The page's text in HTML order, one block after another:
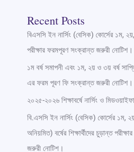
Recent Posts
বিএসসি ইন নার্সিং (বেসিক) কোর্সের ১ম,
পরীক্ষার ফরমপূরণ সংক্রান্ত জরুরী নোটিশ।
১ম বর্ষ সমাপনী এবং ১ম, ২য় ও ৩য় বর্ষ
এর ফরম পূরণ ফি সংক্রান্ত জরুরী নোটিশ।
২০২৫-২০২৬ শিক্ষাবর্ষে নার্সিং ও
বি.এসসি ইন নার্সিং (বেসিক) কোর্সের ১ম,
অনিয়মিত) বর্ষের শিক্ষার্থীদের চুড়ান্ত
জরুরী নোটিশ।